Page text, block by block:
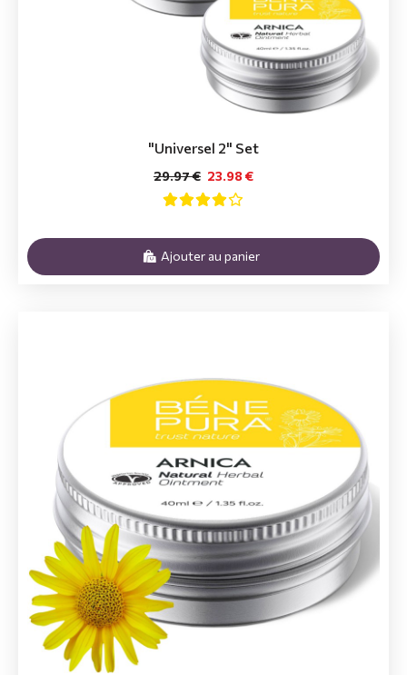
"Universel 2" Set
23.98 €
29.97 €
Ajouter au panier